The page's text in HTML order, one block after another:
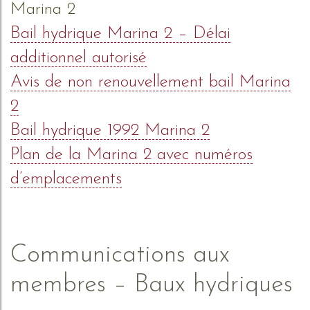
Marina 2
Bail hydrique Marina 2 – Délai
additionnel autorisé
Avis de non renouvellement bail Marina
2
Bail hydrique 1992 Marina 2
Plan de la Marina 2 avec numéros
d’emplacements
Communications aux
membres – Baux hydriques